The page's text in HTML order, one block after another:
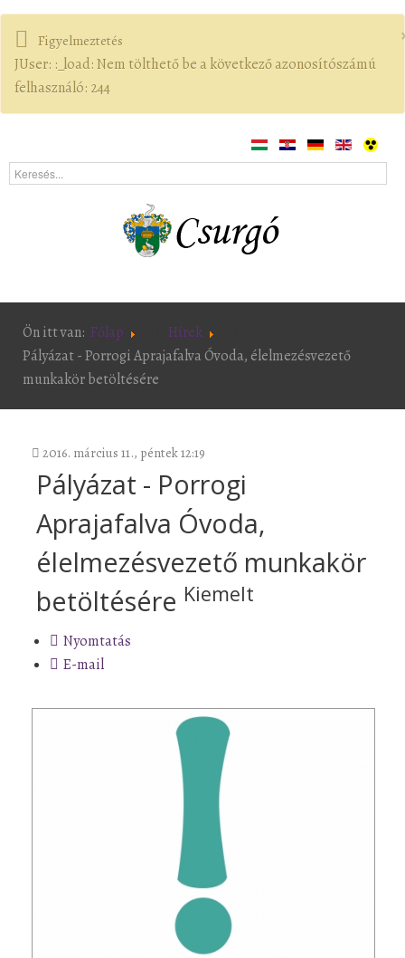
Figyelmeztetés
JUser: :_load: Nem tölthető be a következő azonosítószámú
felhasználó: 244
Ön itt van: Főlap
Hírek
Pályázat - Porrogi Aprajafalva Óvoda, élelmezésvezető
munkakör betöltésére
2016. március 11., péntek 12:19
Pályázat - Porrogi
Aprajafalva Óvoda,
élelmezésvezető munkakör
betöltésére Kiemelt
Nyomtatás
E-mail